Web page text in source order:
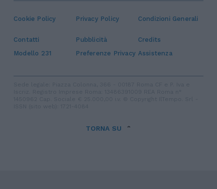
Cookie Policy Privacy Policy Condizioni Generali
Contatti Pubblicità
Credits
Modello 231
Preferenze Privacy Assistenza
TORNA SU